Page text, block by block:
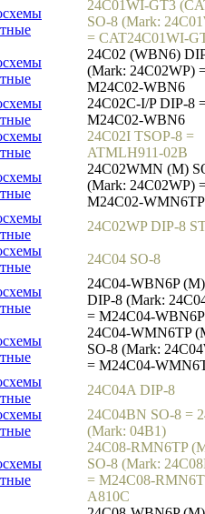
24C01WI-GT3
SO-8 (Mark:
= CAT24C01WI-
24C02 (WBN6)
(Mark: 24C02WP)
M24C02-WBN6
24C02C-I/P DIP-8
M24C02-WBN6
24C02I TSOP-8 =
ATMLH911-02B
24C02WMN (M)
(Mark: 24C02WP)
M24C02-WMN6TP
24C02WP DIP-8
24C04 SO-8
24C04-WBN6P (M)
DIP-8 (Mark:
= M24C04-WBN6P
24C04-WMN6TP
SO-8 (Mark:
= M24C04-
24C04A DIP-8
24C04BN SO-8 =
(Mark: 04B1)
24C08-RMN6TP
SO-8 (Mark:
= M24C08-
A810C